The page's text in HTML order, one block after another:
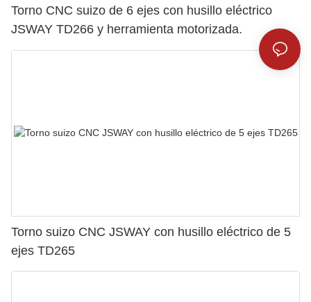
Torno CNC suizo de 6 ejes con husillo eléctrico
JSWAY TD266 y herramienta motorizada.
Torno suizo CNC JSWAY con husillo eléctrico de 5
ejes TD265